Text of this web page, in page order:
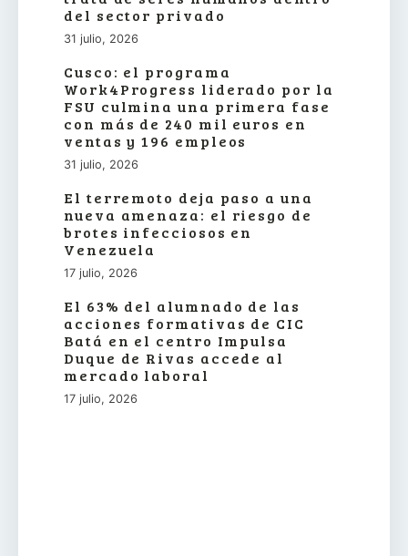
del sector privado
31 julio, 2026
Cusco: el programa
Work4Progress liderado por la
FSU culmina una primera fase
con más de 240 mil euros en
ventas y 196 empleos
31 julio, 2026
El terremoto deja paso a una
nueva amenaza: el riesgo de
brotes infecciosos en
Venezuela
17 julio, 2026
El 63% del alumnado de las
acciones formativas de CIC
Batá en el centro Impulsa
Duque de Rivas accede al
mercado laboral
17 julio, 2026